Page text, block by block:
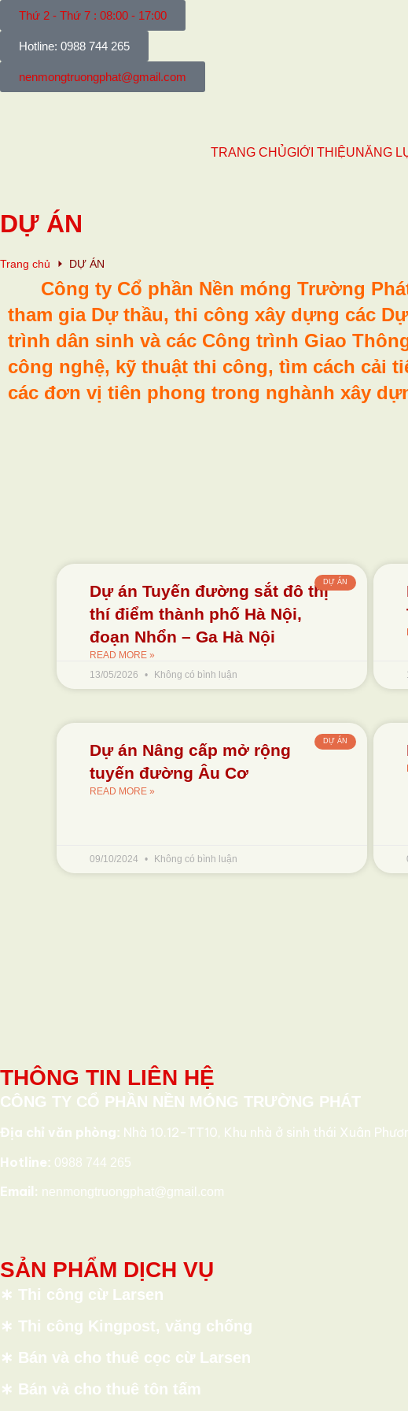
Thứ 2 - Thứ 7 : 08:00 - 17:00
Hotline: 0988 744 265
nenmongtruongphat@gmail.com
TRANG CHỦGIỚI THIỆUNĂNG
DỰ ÁN
Trang chủ DỰ ÁN
Công ty Cổ phần Nền móng Trường
tham gia Dự thầu, thi công xây dựng các
trình dân sinh và các Công trình Giao
công nghệ, kỹ thuật thi công, tìm cách cải
các đơn vị tiên phong trong nghành xây
DỰ ÁN
Dự án Tuyến đường sắt đô thị
thí điểm thành phố Hà Nội,
đoạn Nhổn – Ga Hà Nội
READ MORE »
13/05/2026
Không có bình luận
DỰ ÁN
Dự án Nâng cấp mở rộng
tuyến đường Âu Cơ
READ MORE »
09/10/2024 Không có bình luận
THÔNG TIN LIÊN HỆ
CÔNG TY CỔ PHẦN NỀN MÓNG TRƯỜNG PHÁT
Địa chỉ văn phòng: Nhà 10.12-TT10, Khu nhà ở sinh thái Xuân
Hotline: 0988 744 265
Email: nenmongtruongphat@gmail.com
SẢN PHẨM DỊCH VỤ
∗ Thi công cừ Larsen
∗ Thi công Kingpost, văng chống
∗ Bán và cho thuê cọc cừ Larsen
∗ Bán và cho thuê tôn tấm